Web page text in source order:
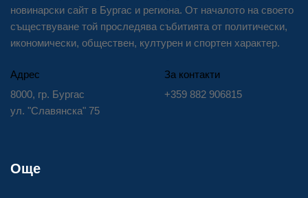
новинарски сайт в Бургас и региона. От началото на своето
съществуване той проследява събитията от политически,
икономически, обществен, културен и спортен характер.
Адрес
8000, гр. Бургас
ул. "Славянска" 75
За контакти
+359 882 906815
Още